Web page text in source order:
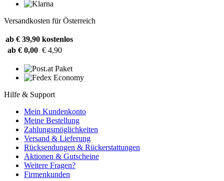
Versandkosten für Österreich
ab € 39,90 kostenlos
ab € 0,00 € 4,90
Hilfe & Support
Mein Kundenkonto
Meine Bestellung
Zahlungsmöglichkeiten
Versand & Lieferung
Rücksendungen & Rückerstattungen
Aktionen & Gutscheine
Weitere Fragen?
Firmenkunden